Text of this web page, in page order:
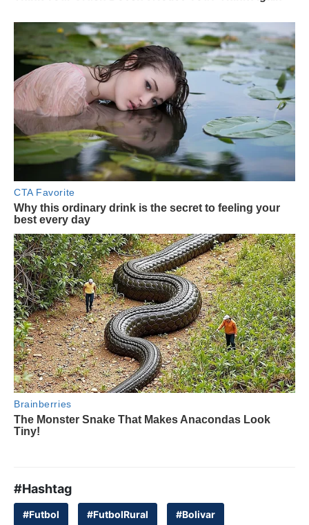
#Hashtag
#Futbol #FutbolRural #Bolivar